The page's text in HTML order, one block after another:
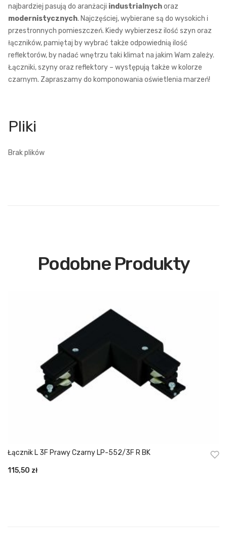
najbardziej pasują do aranżacji industrialnychoraz
modernistycznych. Najczęściej, wybierane są do wysokich i
przestronnych pomieszczeń. Kiedy wybierzesz ilość szyn oraz
łączników, pamiętaj by wybrać także odpowiednią ilość
reflektorów, by nadać wnętrzu taki klimat na jakim Wam zależy.
Łączniki, szyny oraz reflektory – występują także w kolorze
czarnym. Zapraszamy do komponowania oświetlenia marzeń!
Brak plików
Podobne Produkty
Łącznik L 3F Prawy Czarny LP-552/3F R BK
115,50 zł